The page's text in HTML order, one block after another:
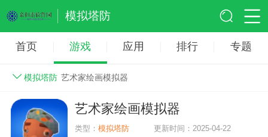
模拟塔防
首页 游戏 应用 排行 专题
模拟塔防 艺术家绘画模拟器
艺术家绘画模拟器
类型：模拟塔防 更新时间：2025-04-22